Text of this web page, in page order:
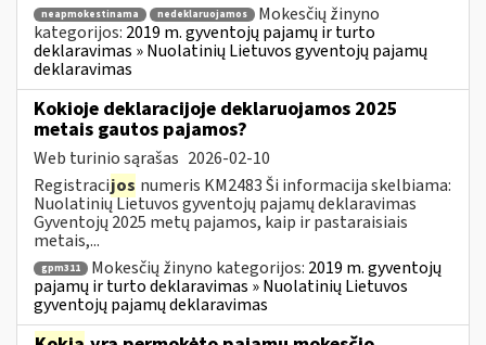
neapmokestinama nedeklaruojamos
Mokesčių žinyno
kategorijos: 2019 m. gyventojų pajamų ir turto
deklaravimas » Nuolatinių Lietuvos gyventojų pajamų
deklaravimas
Kokioje deklaracijoje deklaruojamos 2025
metais gautos pajamos?
Web turinio sąrašas 2026-02-10
Registracijos numeris KM2483 Ši informacija skelbiama:
Nuolatinių Lietuvos gyventojų pajamų deklaravimas
Gyventojų 2025 metų pajamos, kaip ir pastaraisiais
metais,...
gpm311 Mokesčių žinyno kategorijos: 2019 m. gyventojų
pajamų ir turto deklaravimas » Nuolatinių Lietuvos
gyventojų pajamų deklaravimas